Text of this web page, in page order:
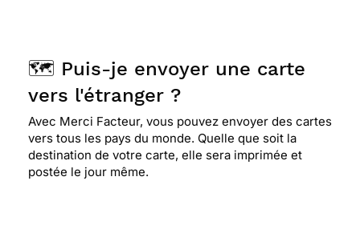
🗺️ Puis-je envoyer une carte
vers l'étranger ?
Avec Merci Facteur, vous pouvez envoyer des cartes
vers tous les pays du monde. Quelle que soit la
destination de votre carte, elle sera imprimée et
postée le jour même.